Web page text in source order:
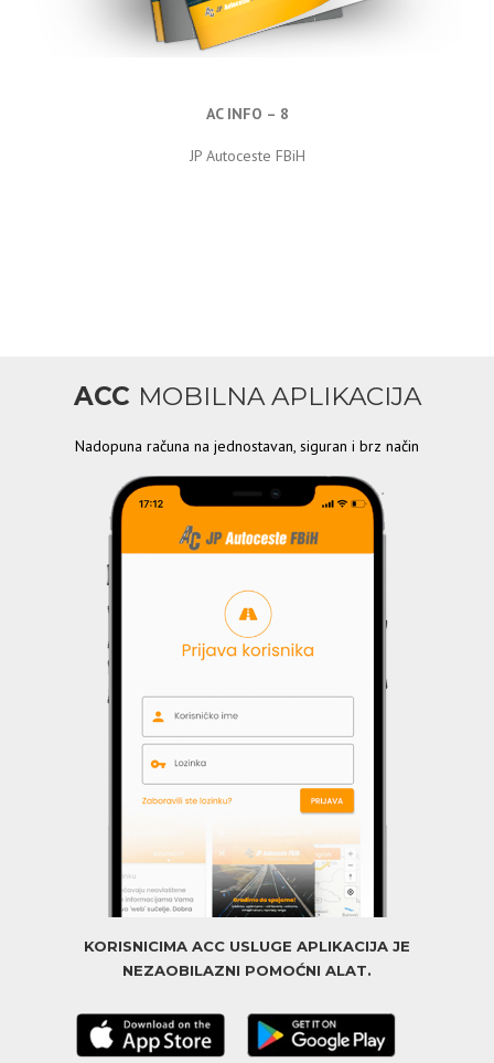
AC INFO – 8
JP Autoceste FBiH
ACC MOBILNA APLIKACIJA
Nadopuna računa na jednostavan, siguran i brz način
KORISNICIMA ACC USLUGE APLIKACIJA JE
NEZAOBILAZNI POMOĆNI ALAT.